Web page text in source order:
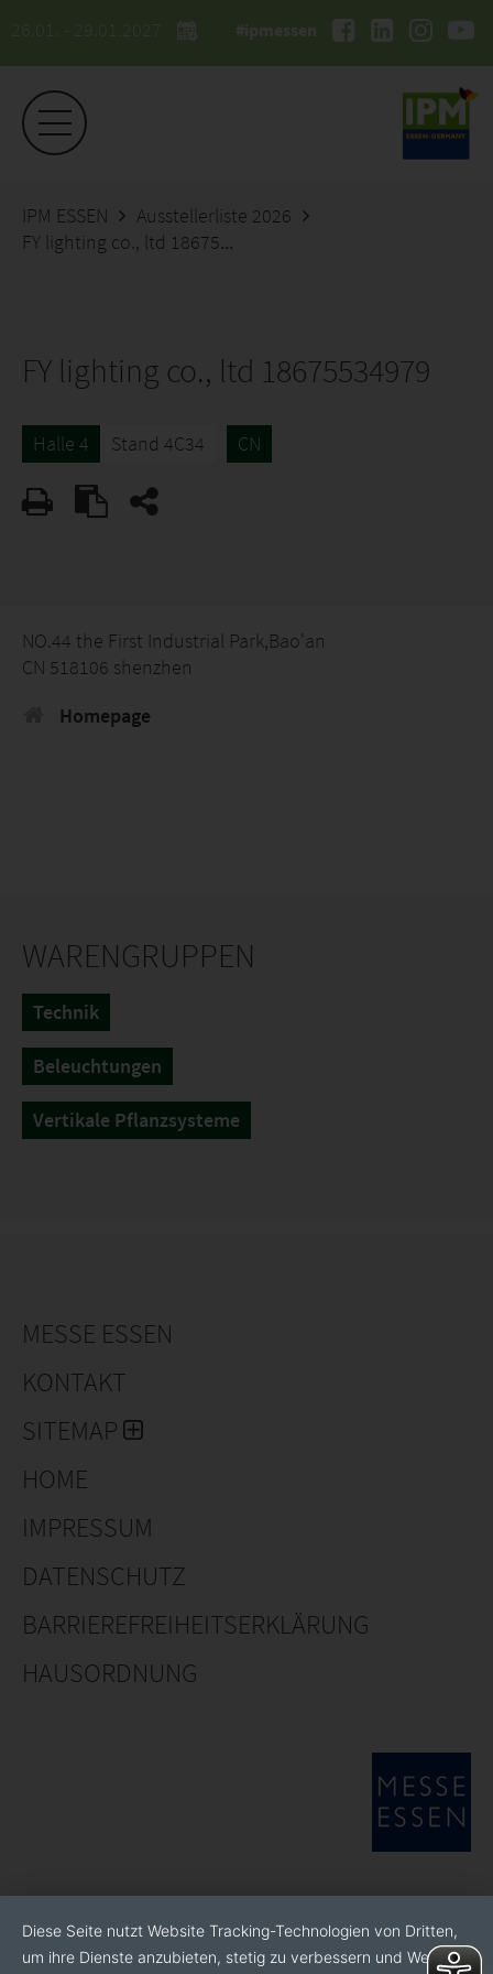
26.01. - 29.01.2027 #ipmessen
IPM ESSEN
Ausstellerliste 2026
FY lighting co., ltd 18675534979
FY lighting co., ltd 18675534979
Halle 4 Stand 4C34 CN
NO.44 the First Industrial Park,Bao'an
CN 518106 shenzhen
Homepage
WARENGRUPPEN
Technik
Beleuchtungen
Vertikale Pflanzsysteme
MESSE ESSEN
KONTAKT
SITEMAP
HOME
IMPRESSUM
DATENSCHUTZ
BARRIEREFREIHEITSERKLÄRUNG
HAUSORDNUNG
Diese Seite nutzt Website Tracking-Technologien von Dritten,
um ihre Dienste anzubieten, stetig zu verbessern und Werbung